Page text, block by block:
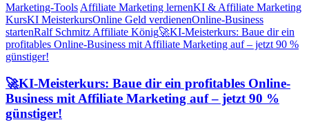
Marketing-Tools Affiliate Marketing lernenKI & Affiliate Marketing
KursKI MeisterkursOnline Geld verdienenOnline-Business
startenRalf Schmitz Affiliate König🚀KI-Meisterkurs: Baue dir ein
profitables Online-Business mit Affiliate Marketing auf – jetzt 90 %
günstiger!
🚀KI-Meisterkurs: Baue dir ein profitables Online-
Business mit Affiliate Marketing auf – jetzt 90 %
günstiger!